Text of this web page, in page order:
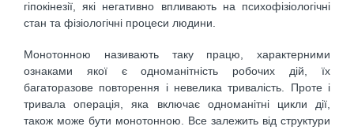
гіпокінезії, які негативно впливають на психофізіологічні
стан та фізіологічні процеси людини.
Монотонною називають таку працю, характерними
ознаками якої є одноманітність робочих дій, їх
багаторазове повторення і невелика тривалість. Проте і
тривала операція, яка включає одноманітні цикли дії,
також може бути монотонною. Все залежить від структури